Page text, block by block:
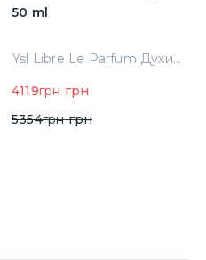
50 ml
Ysl Libre Le Parfum Духи 50 ml
4119грн грн
5354грнгрн